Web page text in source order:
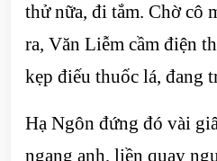
thử nữa, đi tắm. Chờ cô
ra, Văn Liễm cầm điện
kẹp điếu thuốc lá, đang
Hạ Ngôn đứng đó vài
ngang anh, liền quay